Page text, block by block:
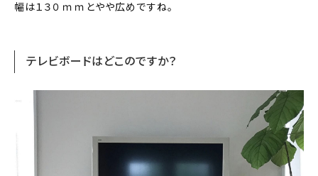
幅は１３０ｍｍとやや広めですね。
テレビボードはどこのですか？